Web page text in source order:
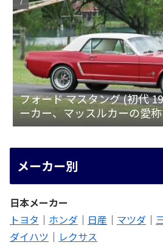
フォード マスタング (初代
ーカー、マッスルカーの愛
ット
メーカー別
日本メーカー
トヨタ ｜ ホンダ ｜ 日産 ｜ マツダ ｜
ダイハツ ｜ レクサス